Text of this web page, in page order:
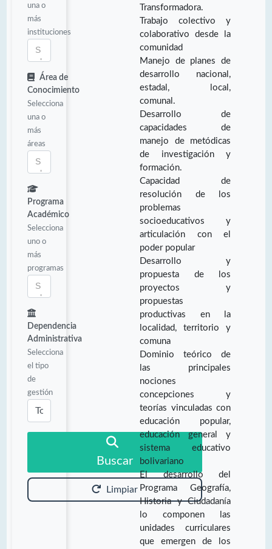
una o
más
instituciones
Área de
Conocimiento
Selecciona
una o
más
áreas
Programa
Académico
Selecciona
uno o
más
programas
Dependencia
Administrativa
Selecciona
el tipo
de
gestión
Buscar
Limpiar
Transformadora.
Trabajo colectivo y
colaborativo desde la
comunidad
Manejo de planes de
desarrollo nacional,
estadal, local,
comunal.
Desarrollo de
capacidades de
manejo de metódicas
de investigación y
formación.
Capacidad de
resolución de los
problemas
socioeducativos y
articulación con el
poder popular
Desarrollo y
propuesta de los
proyectos y
propuestas
productivas en la
localidad, territorio y
comuna
Dominio teórico de
las principales
nociones
concepciones y
teorías vinculadas con
educación popular,
educación general y
sistema educativo
bolivariano
El desarrollo del
Programa Geografía,
Historia y Ciudadanía
lo componen las
unidades curriculares
que emergen de los